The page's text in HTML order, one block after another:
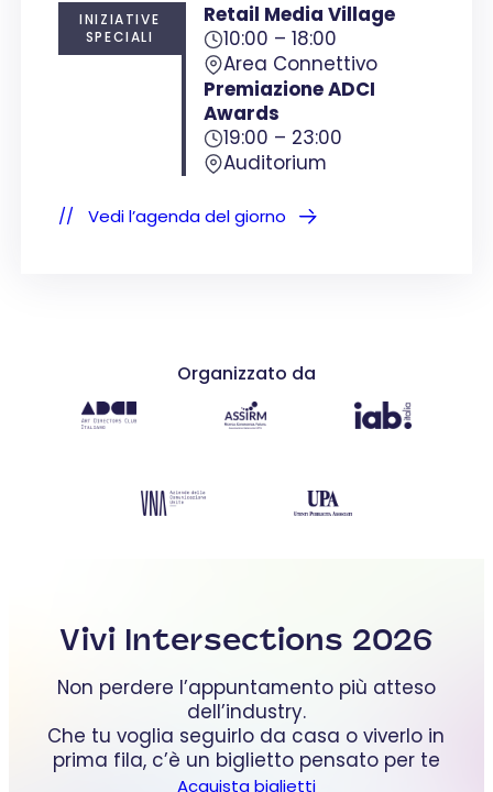
INIZIATIVE
SPECIALI
Retail Media Village
10:00 – 18:00
Area Connettivo
Premiazione ADCI
Awards
19:00 – 23:00
Auditorium
Vedi l’agenda del giorno
Organizzato da
Vivi Intersections 2026
Non perdere l’appuntamento più atteso
dell’industry.
Che tu voglia seguirlo da casa o viverlo in
prima fila, c’è un biglietto pensato per te
Acquista biglietti